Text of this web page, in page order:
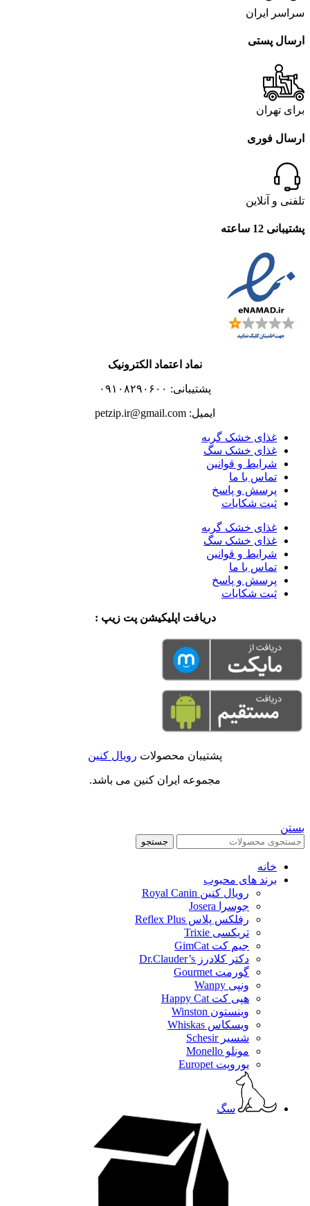
سراسر ایران
ارسال پستی
برای تهران
ارسال فوری
تلفنی و آنلاین
پشتیبانی 12 ساعته
نماد اعتماد الکترونیک
پشتیبانی: ۰۹۱۰۸۲۹۰۶۰۰
ایمیل: petzip.ir@gmail.com
غذای خشک گربه
غذای خشک سگ
شرایط و قوانین
تماس با ما
پرسش و پاسخ
ثبت شکایات
غذای خشک گربه
غذای خشک سگ
شرایط و قوانین
تماس با ما
پرسش و پاسخ
ثبت شکایات
دریافت اپلیکیشن پت زیپ :
پشتیبان محصولات رویال کنین
مجموعه ایران کنین می باشد.
بستن
جستجو
خانه
برند های محبوب
رویال کنین Royal Canin
جوسرا Josera
رفلکس پلاس Reflex Plus
تریکسی Trixie
جیم کت GimCat
دکتر کلادرز Dr.Clauder’s
گورمت Gourmet
ونپی Wanpy
هپی کت Happy Cat
وینستون Winston
ویسکاس Whiskas
شسیر Schesir
مونلو Monello
یوروپت Europet
سگ